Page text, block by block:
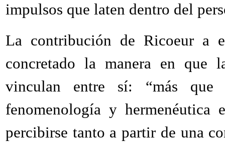
impulsos que laten dentro del
La contribución de Ricoeur a
concretado la manera en que
vinculan entre sí: “más
fenomenología y hermenéutica
percibirse tanto a partir de una